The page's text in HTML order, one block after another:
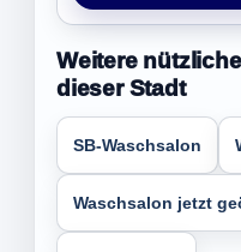
Weitere
dieser Stadt
SB-Waschsalon
Waschsalon jetzt